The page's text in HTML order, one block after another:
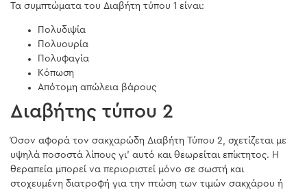
Τα συμπτώματα του Διαβήτη τύπου 1 είναι:
Πολυδιψία
Πολυουρία
Πολυφαγία
Κόπωση
Απότομη απώλεια βάρους
Διαβήτης τύπου 2
Όσον αφορά τον σακχαρώδη Διαβήτη Τύπου 2, σχετίζεται με
υψηλά ποσοστά λίπους γι’ αυτό και θεωρείται επίκτητος. Η
θεραπεία μπορεί να περιοριστεί μόνο σε σωστή και
στοχευμένη διατροφή για την πτώση των τιμών σακχάρου ή